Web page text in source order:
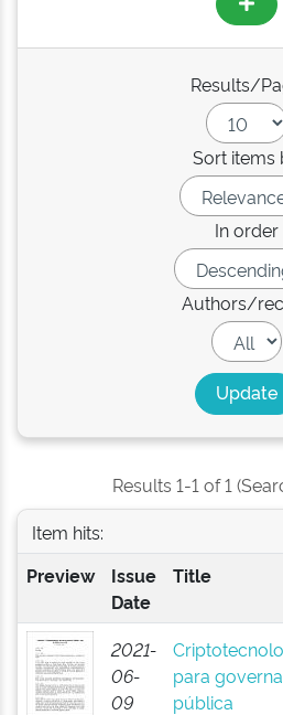
Results/
Sort items
In order
Authors/
Results 1-1 of 1
Item hits:
Preview
Issue
Date
Title
2021-
06-
09
para
pública